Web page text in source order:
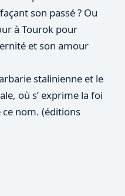
son passé ? Ou
à Tourok pour
et son amour
stalinienne et le
où s’ exprime la foi
nom. (éditions